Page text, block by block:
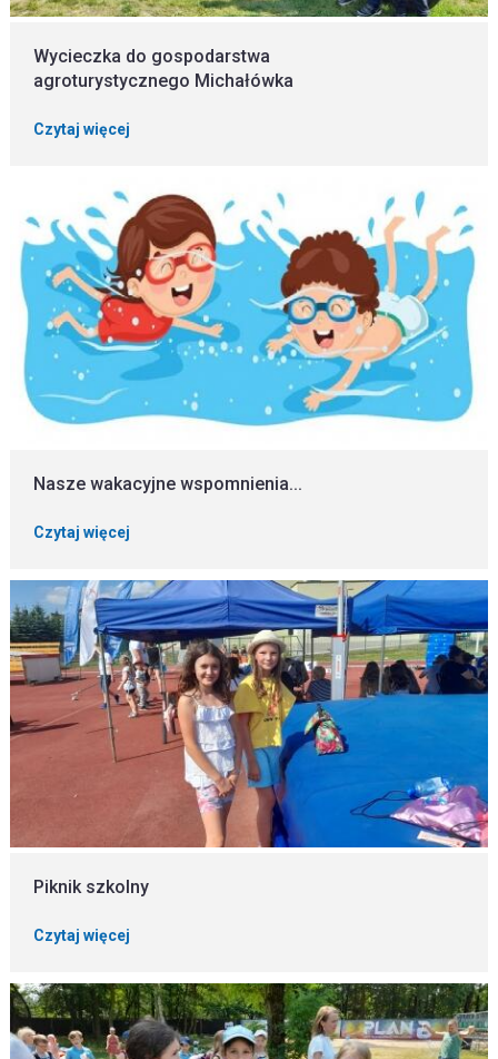
Wycieczka do gospodarstwa
agroturystycznego Michałówka
Czytaj więcej
Nasze wakacyjne wspomnienia...
Czytaj więcej
Piknik szkolny
Czytaj więcej